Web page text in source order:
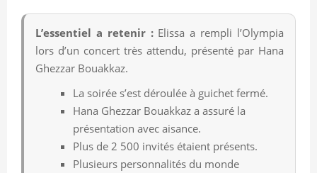
L’essentiel a retenir :Elissa a rempli l’Olympia
lors d’un concert très attendu, présenté par Hana
Ghezzar Bouakkaz.
La soirée s’est déroulée à guichet fermé.
Hana Ghezzar Bouakkaz a assuré la
présentation avec aisance.
Plus de 2 500 invités étaient présents.
Plusieurs personnalités du monde